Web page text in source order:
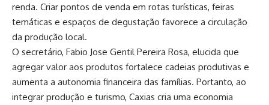
renda. Criar pontos de venda em rotas turísticas, feiras
temáticas e espaços de degustação favorece a circulação
da produção local.
O secretário, Fabio Jose Gentil Pereira Rosa, elucida que
agregar valor aos produtos fortalece cadeias produtivas e
aumenta a autonomia financeira das famílias. Portanto, ao
integrar produção e turismo, Caxias cria uma economia